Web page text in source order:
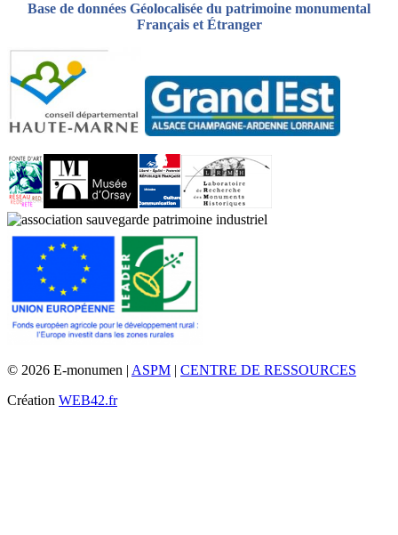
Base de données Géolocalisée du patrimoine monumental
Français et Étranger
© 2026 E-monumen | ASPM | CENTRE DE RESSOURCES
Création WEB42.fr